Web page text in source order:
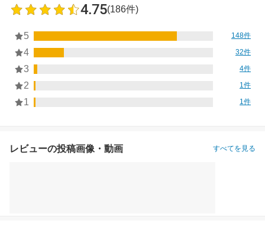
4.75(186件)
5 148件
4 32件
3 4件
2 1件
1 1件
レビューの投稿画像・動画 すべてを見る